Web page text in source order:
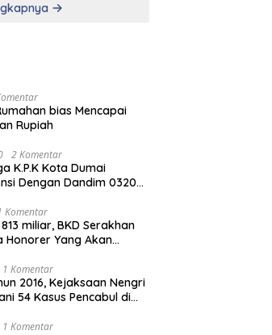
bias Mencapai
Rupiah
2 Komentar
K.P.K Kota Dumai
Dengan Dandim 0320
Komentar
miliar, BKD Serakhan
Honorer Yang Akan
1 Komentar
2016, Kejaksaan Nengri
54 Kasus Pencabul di
1 Komentar